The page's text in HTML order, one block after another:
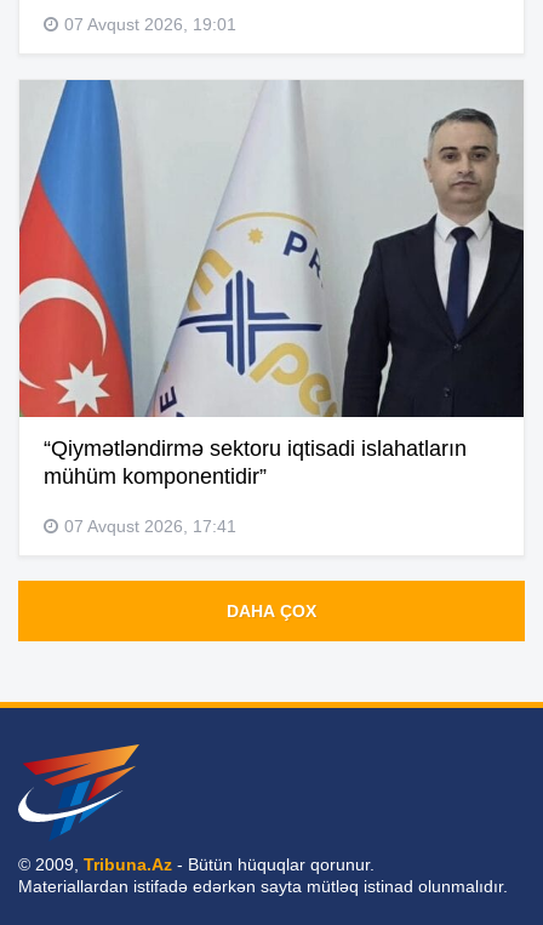
07 Avqust 2026, 19:01
“Qiymətləndirmə sektoru iqtisadi islahatların
mühüm komponentidir”
07 Avqust 2026, 17:41
DAHA ÇOX
© 2009, Tribuna.Az - Bütün hüquqlar qorunur.
Materiallardan istifadə edərkən sayta mütləq istinad olunmalıdır.